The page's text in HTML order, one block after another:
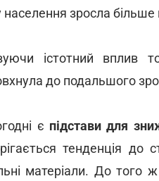
населення зросла більше
істотний вплив
до подальшого
є підстави для
тенденція до
матеріали. До того